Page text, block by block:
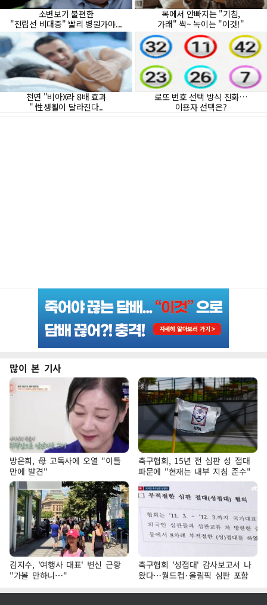
많이 본 기사
방은희, 母 고독사에 오열 "이틀
만에 발견"
축구협회, 15년 전 심판 성 접대
파문에 "현재는 내부 지침 준수"
김지수, '여행사 대표' 변신 근황
"가볼 만하니…"
축구협회 '성접대' 감사보고서 나
왔다…월드컵·올림픽 심판 포함